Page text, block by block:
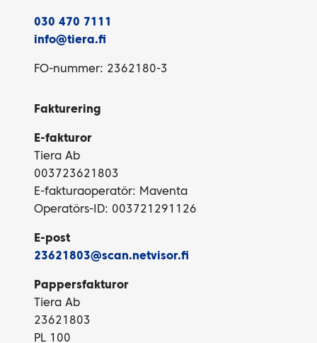
030 470 7111
info@tiera.fi
FO-nummer: 2362180-3
Fakturering
E-fakturor
Tiera Ab
003723621803
E-fakturaoperatör: Maventa
Operatörs-ID: 003721291126
E-post
23621803@scan.netvisor.fi
Pappersfakturor
Tiera Ab
23621803
PL 100